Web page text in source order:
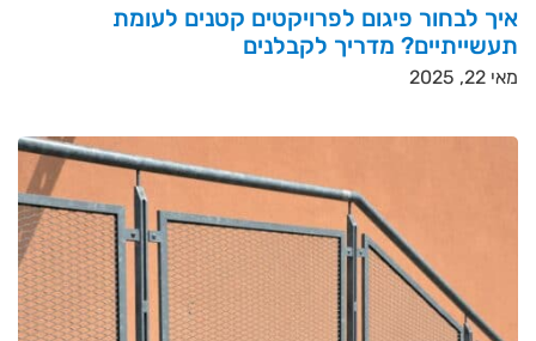
איך לבחור פיגום לפרויקטים קטנים לעומת
תעשייתיים? מדריך לקבלנים
מאי 22, 2025